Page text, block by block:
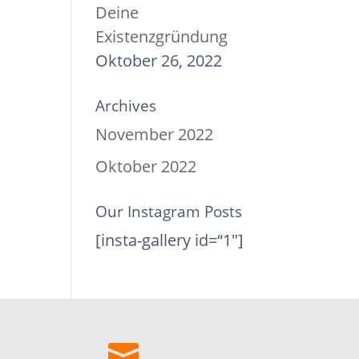
Deine
Existenzgründung
Oktober 26, 2022
Archives
November 2022
Oktober 2022
Our Instagram Posts
[insta-gallery id=“1″]